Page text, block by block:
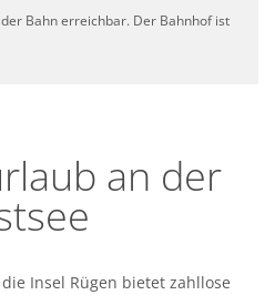
Bahn erreichbar. Der Bahnhof ist
an der
Insel Rügen bietet zahllose